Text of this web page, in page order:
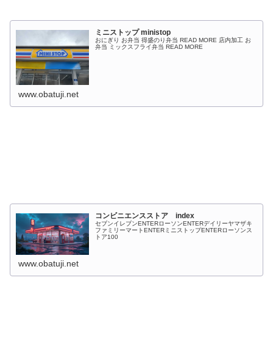
ミニストップ ministop
おにぎり お弁当 得盛のり弁当 READ MORE 店内加工 お
弁当 ミックスフライ弁当 READ MORE
www.obatuji.net
コンビニエンスストア index
セブンイレブンENTERローソンENTERデイリーヤマザキ
ファミリーマートENTERミニストップENTERローソンス
トア100
www.obatuji.net